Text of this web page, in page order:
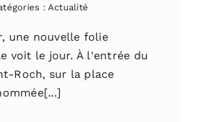
: Actualité
une nouvelle folie
voit le jour. À l'entrée du
Roch, sur la place